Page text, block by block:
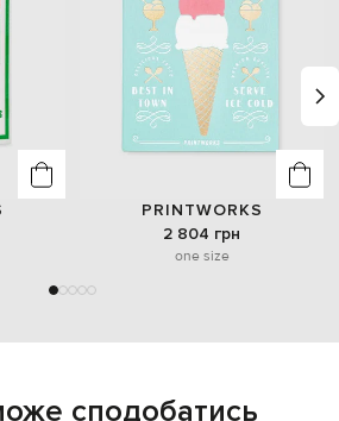
PRINTWORKS
2 804 грн
one size
сподобатись